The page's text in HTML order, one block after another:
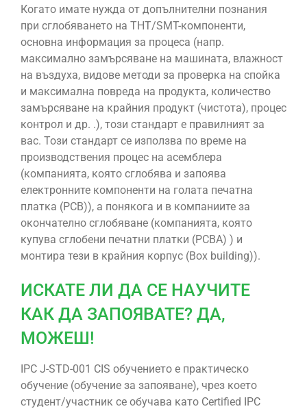
Когато имате нужда от допълнителни познания
при сглобяването на THT/SMT-компоненти,
основна информация за процеса (напр.
максимално замърсяване на машината, влажност
на въздуха, видове методи за проверка на спойка
и максимална повреда на продукта, количество
замърсяване на крайния продукт (чистота), процес
контрол и др. .), този стандарт е правилният за
вас. Този стандарт се използва по време на
производствения процес на асемблера
(компанията, която сглобява и запоява
електронните компоненти на голата печатна
платка (PCB)), а понякога и в компаниите за
окончателно сглобяване (компанията, която
купува сглобени печатни платки (PCBA) ) и
монтира тези в крайния корпус (Box building)).
ИСКАТЕ ЛИ ДА СЕ НАУЧИТЕ
КАК ДА ЗАПОЯВАТЕ? ДА,
МОЖЕШ!
IPC J-STD-001 CIS обучението е практическо
обучение (обучение за запояване), чрез което
студент/участник се обучава като Certified IPC